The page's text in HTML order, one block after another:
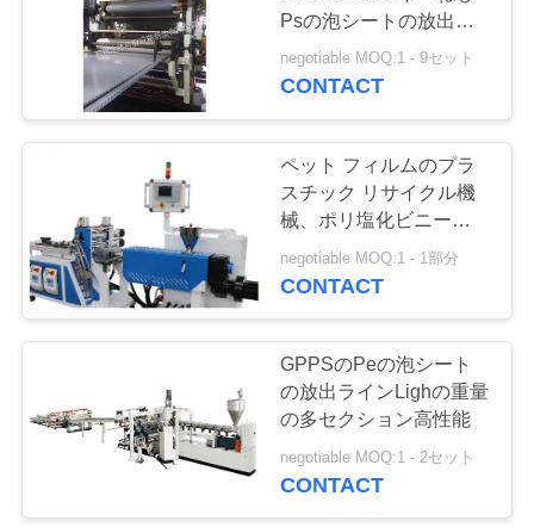
Psの泡シートの放出の
negotiable MOQ:1 - 9セット
CONTACT
ペット フィルムのプラ
スチック リサイクル機
械、ポリ塩化ビニール
シートの生産ライン長い
寿命
negotiable MOQ:1 - 1部分
CONTACT
GPPSのPeの泡シート
の放出ラインLighの重量
の多セクション高性能
negotiable MOQ:1 - 2セット
CONTACT